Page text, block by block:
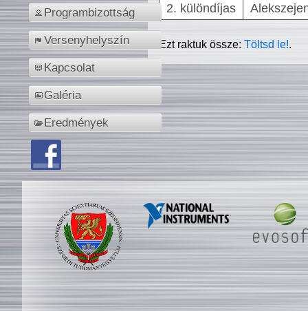
Programbizottság
Versenyhelyszín
Kapcsolat
Galéria
Eredmények
2. különdíjas
Ezt raktuk össze:Töltsd le!.